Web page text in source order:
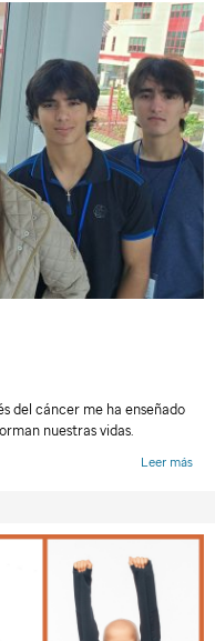
del cáncer me ha enseñado
nuestras vidas.